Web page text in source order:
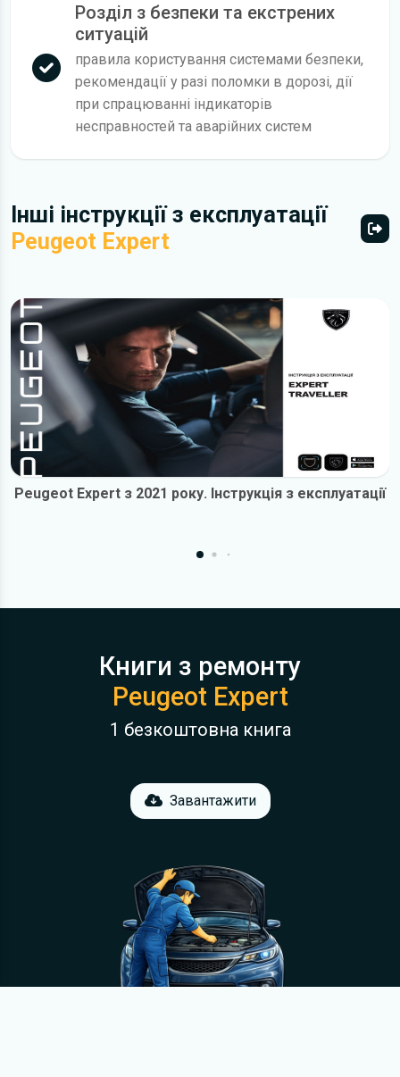
Розділ з безпеки та екстрених
ситуацій
правила користування системами безпеки,
рекомендації у разі поломки в дорозі, дії
при спрацюванні індикаторів
несправностей та аварійних систем
Інші інструкції з експлуатації
Peugeot Expert
Всі
Peugeot Expert з 2021 року. Інструкція з експлуатації
Книги з ремонту
Peugeot Expert
1 безкоштовна книга
Завантажити